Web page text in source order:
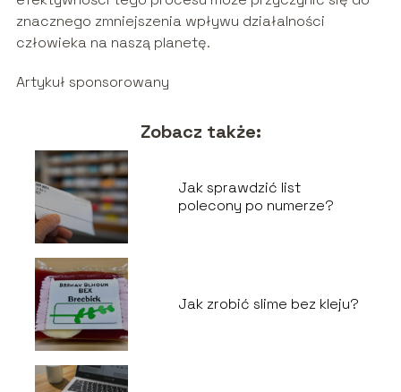
znacznego zmniejszenia wpływu działalności
człowieka na naszą planetę.
Artykuł sponsorowany
Zobacz także:
Jak sprawdzić list
polecony po numerze?
Jak zrobić slime bez kleju?